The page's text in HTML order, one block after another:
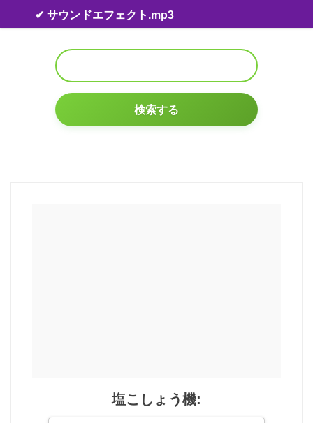
Skip to content
✔ サウンドエフェクト.mp3
検索する
塩こしょう機: